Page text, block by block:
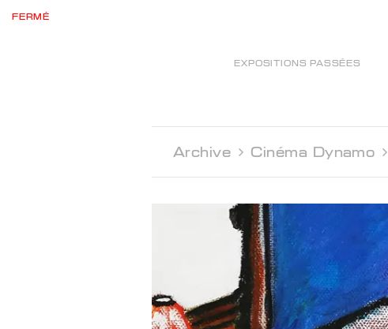
FERMÉ
EXPOSITIONS PASSÉES
Archive  Cinéma Dynamo 